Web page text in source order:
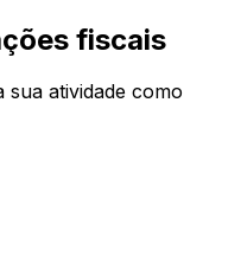
fiscais
atividade como